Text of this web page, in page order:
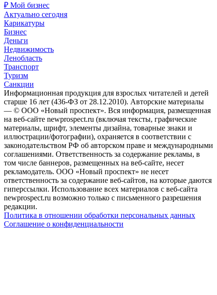
₽ Мой бизнес
Актуально сегодня
Карикатуры
Бизнес
Деньги
Недвижимость
Ленобласть
Транспорт
Туризм
Санкции
Информационная продукция для взрослых читателей и детей
старше 16 лет (436-ФЗ от 28.12.2010). Авторские материалы
— © ООО «Новый проспект». Вся информация, размещенная
на веб-сайте newprospect.ru (включая тексты, графические
материалы, шрифт, элементы дизайна, товарные знаки и
иллюстрации/фотографии), охраняется в соответствии с
законодательством РФ об авторском праве и международными
соглашениями. Ответственность за содержание рекламы, в
том числе баннеров, размещенных на веб-сайте, несет
рекламодатель. ООО «Новый проспект» не несет
ответственность за содержание веб-сайтов, на которые даются
гиперссылки. Использование всех материалов с веб-сайта
newprospect.ru возможно только с письменного разрешения
редакции.
Политика в отношении обработки персональных данных
Соглашение о конфиденциальности